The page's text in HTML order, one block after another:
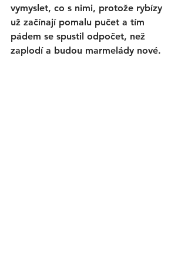
vymyslet, co s nimi, protože rybízy
už začínají pomalu pučet a tím
pádem se spustil odpočet, než
zaplodí a budou marmelády nové.